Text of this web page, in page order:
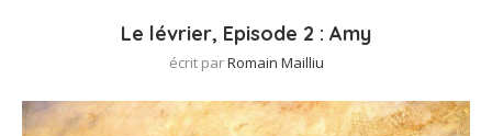
Le lévrier, Episode 2 : Amy
écrit parRomain Mailliu